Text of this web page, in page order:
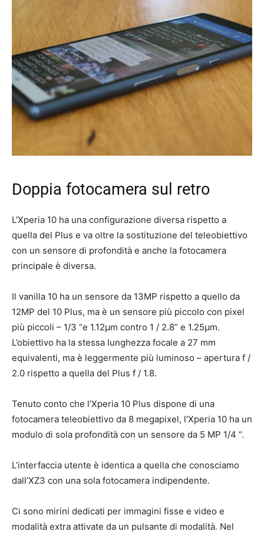
Doppia fotocamera sul retro
L’Xperia 10 ha una configurazione diversa rispetto a
quella del Plus e va oltre la sostituzione del teleobiettivo
con un sensore di profondità e anche la fotocamera
principale è diversa.
Il vanilla 10 ha un sensore da 13MP rispetto a quello da
12MP del 10 Plus, ma è un sensore più piccolo con pixel
più piccoli – 1/3 “e 1.12μm contro 1 / 2.8” e 1.25μm.
L’obiettivo ha la stessa lunghezza focale a 27 mm
equivalenti, ma è leggermente più luminoso – apertura f /
2.0 rispetto a quella del Plus f / 1.8.
Tenuto conto che l’Xperia 10 Plus dispone di una
fotocamera teleobiettivo da 8 megapixel, l’Xperia 10 ha un
modulo di sola profondità con un sensore da 5 MP 1/4 “.
L’interfaccia utente è identica a quella che conosciamo
dall’XZ3 con una sola fotocamera indipendente.
Ci sono mirini dedicati per immagini fisse e video e
modalità extra attivate da un pulsante di modalità. Nel